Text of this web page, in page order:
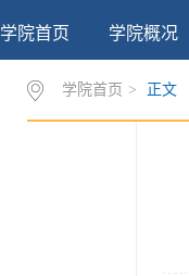
学院首页 学院概况
学院首页 > 正文